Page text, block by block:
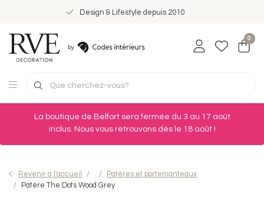
Design & Lifestyle depuis 2010
0
La boutique de Belfort sera fermée du 3 au 17 août
inclus. Nous vous retrouvons dès le 18 août !
Revenir à l'accueil
Patères et portemanteaux
Patère The Dots Wood Grey